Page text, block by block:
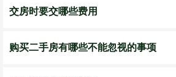
交房时要交哪些费用
购买二手房有哪些不能忽视的事项